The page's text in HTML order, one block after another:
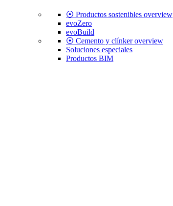
⦿ Productos sostenibles overview
evoZero
evoBuild
⦿ Cemento y clínker overview
Soluciones especiales
Productos BIM